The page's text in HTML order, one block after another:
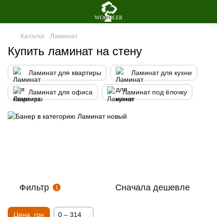
Каталог Ламинат
Купить ламинат на стену
Ламинат для квартиры Ламинат для кухни
Ламинат для офиса Ламинат под ёлочку
Фильтр 1 Сначала дешевле
Цена, грн 0 – 314